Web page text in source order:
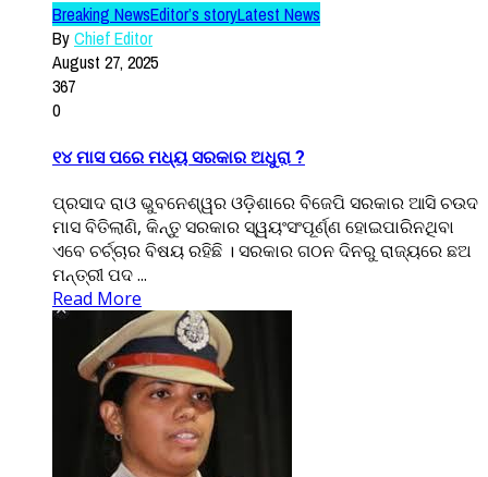
Breaking NewsEditor’s storyLatest News
ByChief Editor
August 27, 2025
367
0
୧୪ ମାସ ପରେ ମଧ୍ୟ ସରକାର ଅଧୁରା ?
ପ୍ରସାଦ ରାଓ ଭୁବନେଶ୍ୱର ଓଡ଼ିଶାରେ ବିଜେପି ସରକାର ଆସି ଚଉଦ
ମାସ ବିତିଲାଣି, କିନ୍ତୁ ସରକାର ସ୍ୱୟଂସଂପୂର୍ଣ୍ଣ ହୋଇପାରିନଥିବା
ଏବେ ଚର୍ଚ୍ଚାର ବିଷୟ ରହିଛି । ସରକାର ଗଠନ ଦିନରୁ ରାଜ୍ୟରେ ଛଅ
ମନ୍ତ୍ରୀ ପଦ ...
Read More